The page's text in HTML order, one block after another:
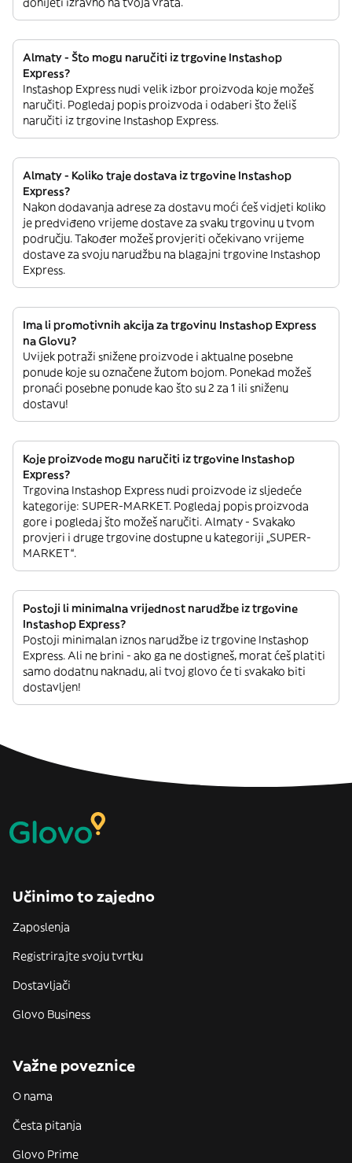
Almaty - Što mogu naručiti iz trgovine Instashop
Express?
Instashop Express nudi velik izbor proizvoda koje možeš
naručiti. Pogledaj popis proizvoda i odaberi što želiš
naručiti iz trgovine Instashop Express.
Almaty - Koliko traje dostava iz trgovine Instashop
Express?
Nakon dodavanja adrese za dostavu moći ćeš vidjeti koliko
je predviđeno vrijeme dostave za svaku trgovinu u tvom
području. Također možeš provjeriti očekivano vrijeme
dostave za svoju narudžbu na blagajni trgovine Instashop
Express.
Ima li promotivnih akcija za trgovinu Instashop Express
na Glovu?
Uvijek potraži snižene proizvode i aktualne posebne
ponude koje su označene žutom bojom. Ponekad možeš
pronaći posebne ponude kao što su 2 za 1 ili sniženu
dostavu!
Koje proizvode mogu naručiti iz trgovine Instashop
Express?
Trgovina Instashop Express nudi proizvode iz sljedeće
kategorije: SUPER-MARKET. Pogledaj popis proizvoda
gore i pogledaj što možeš naručiti. Almaty - Svakako
provjeri i druge trgovine dostupne u kategoriji „SUPER-
MARKET“.
Postoji li minimalna vrijednost narudžbe iz trgovine
Instashop Express?
Postoji minimalan iznos narudžbe iz trgovine Instashop
Express. Ali ne brini - ako ga ne dostigneš, morat ćeš platiti
samo dodatnu naknadu, ali tvoj glovo će ti svakako biti
dostavljen!
Učinimo to zajedno
Zaposlenja
Registrirajte svoju tvrtku
Dostavljači
Glovo Business
Važne poveznice
O nama
Česta pitanja
Glovo Prime